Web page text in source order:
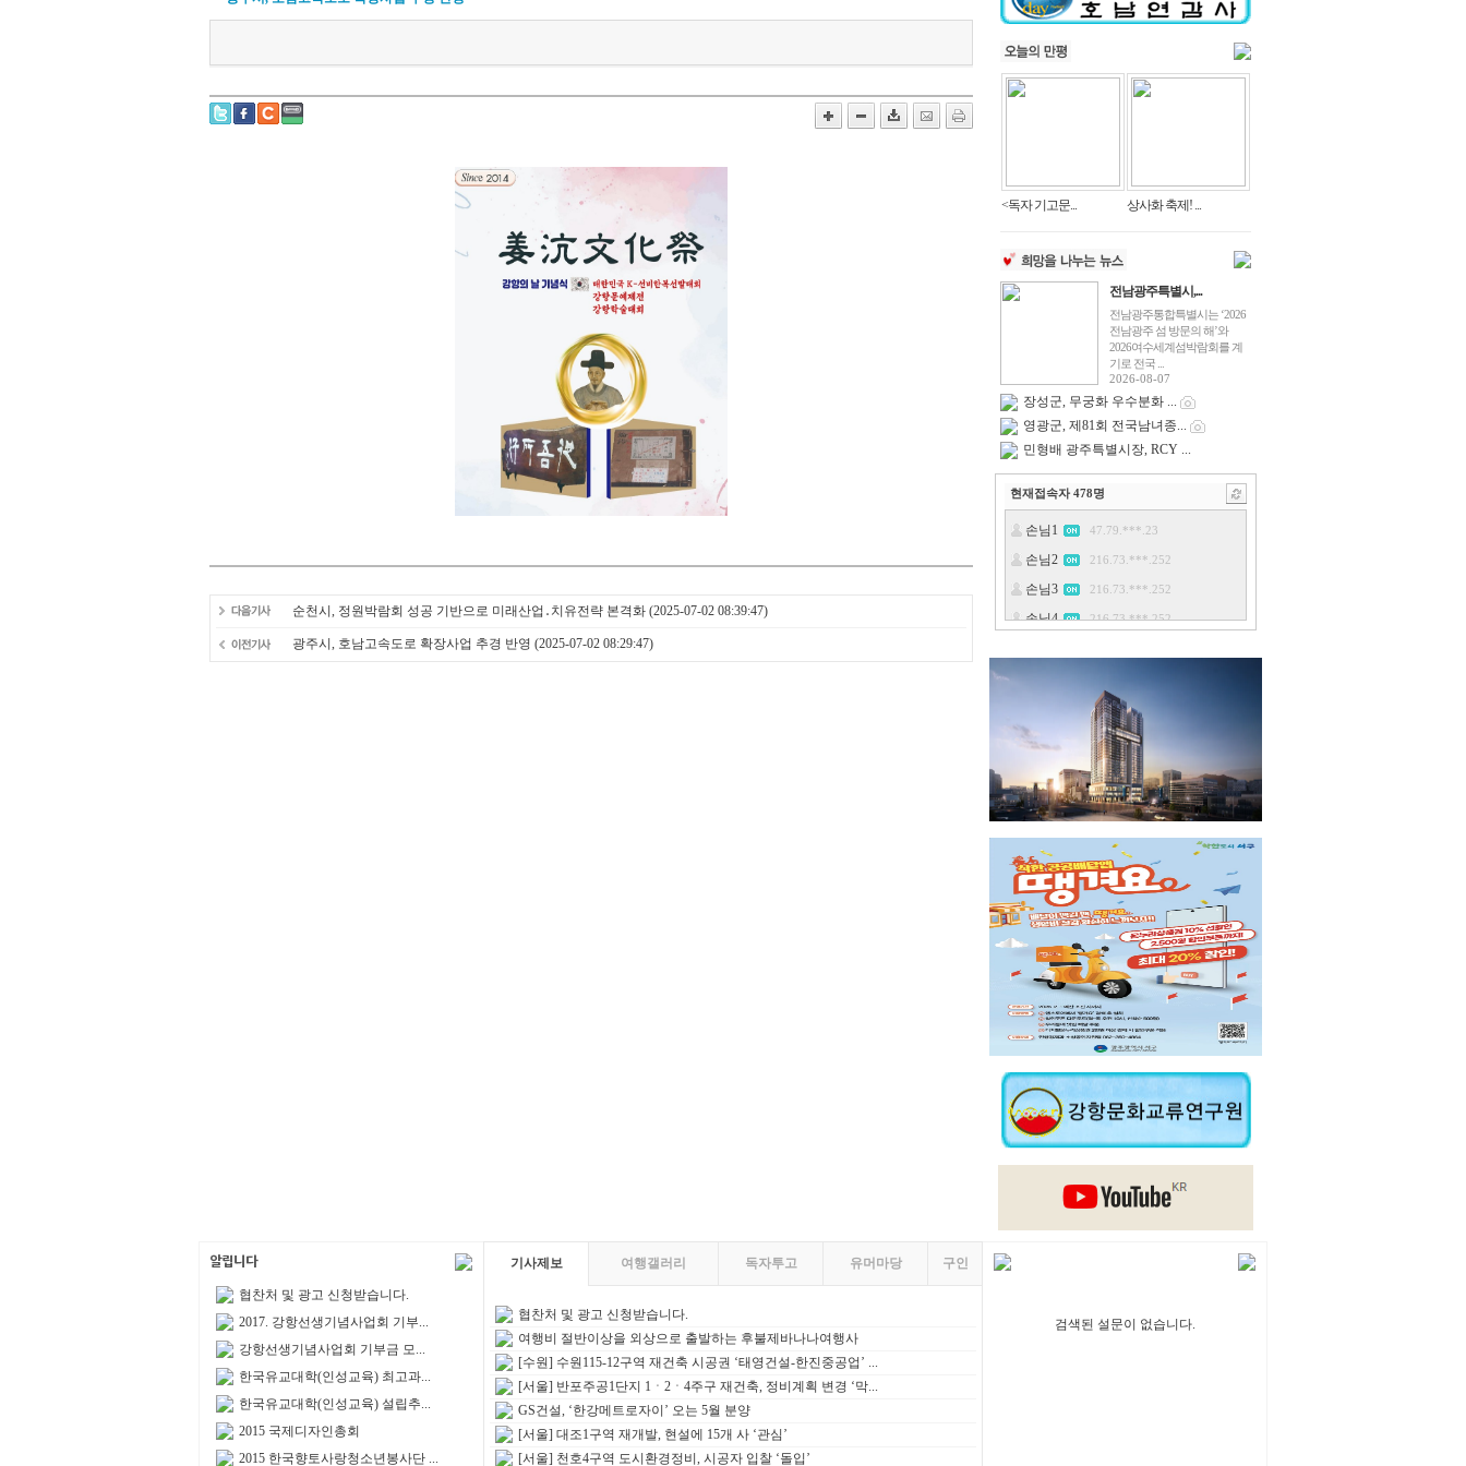
순천시, 정원박람회 성공 기반으로 미래산업․치유전략 본격화 (2025-07-02 08:39:47)
광주시, 호남고속도로 확장사업 추경 반영 (2025-07-02 08:29:47)
<독자 기고문... 상사화 축제! ...
전남광주특별시,...
전남광주통합특별시는 ‘2026
전남광주 섬 방문의 해’와
2026여수세계섬박람회를 계
기로 전국 ...
2026-08-07
장성군, 무궁화 우수분화 ...
영광군, 제81회 전국남녀종...
민형배 광주특별시장, RCY ...
현재접속자 478명
협찬처 및 광고 신청받습니다.
2017. 강항선생기념사업회 기부...
강항선생기념사업회 기부금 모...
한국유교대학(인성교육) 최고과...
한국유교대학(인성교육) 설립추...
2015 국제디자인총회
2015 한국향토사랑청소년봉사단 ...
기사제보 여행갤러리 독자투고 유머마당 구인
협찬처 및 광고 신청받습니다.
여행비 절반이상을 외상으로 출발하는 후불제바나나여행사
[수원] 수원115-12구역 재건축 시공권 ‘태영건설-한진중공업’ ...
[서울] 반포주공1단지 1ㆍ2ㆍ4주구 재건축, 정비계획 변경 ‘막...
GS건설, ‘한강메트로자이’ 오는 5월 분양
[서울] 대조1구역 재개발, 현설에 15개 사 ‘관심’
[서울] 천호4구역 도시환경정비, 시공자 입찰 ‘돌입’
검색된 설문이 없습니다.